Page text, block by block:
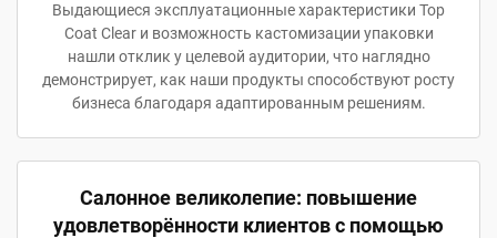
Выдающиеся эксплуатационные характеристики Top
Coat Clear и возможность кастомизации упаковки
нашли отклик у целевой аудитории, что наглядно
демонстрирует, как наши продукты способствуют росту
бизнеса благодаря адаптированным решениям.
Салонное великолепие: повышение
удовлетворённости клиентов с помощью